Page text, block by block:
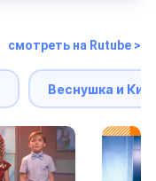
смотреть на Rutube >
Веснушка и